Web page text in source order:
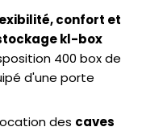
confort et
kl-box
400 box de
d'une porte
des caves